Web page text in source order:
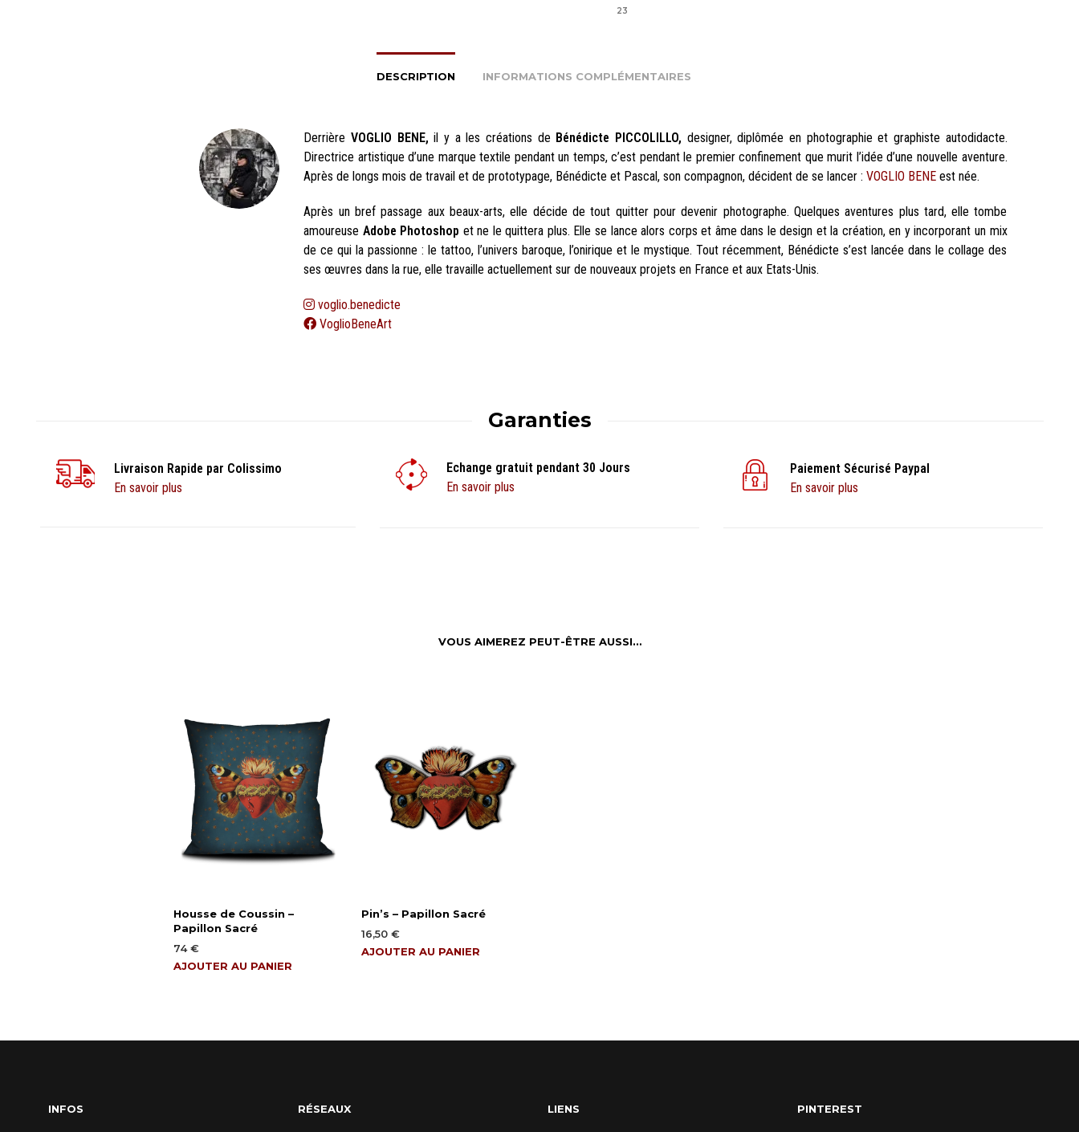
23
DESCRIPTION INFORMATIONS COMPLÉMENTAIRES
Derrière VOGLIO BENE,il y a les créations de Bénédicte PICCOLILLO, designer, diplômée en photographie et graphiste autodidacte.
Directrice artistique d’une marque textile pendant un temps, c’est pendant le premier confinement que murit l’idée d’une nouvelle aventure.
Après de longs mois de travail et de prototypage, Bénédicte et Pascal, son compagnon, décident de se lancer :VOGLIO BENE est née.
Après un bref passage aux beaux-arts, elle décide de tout quitter pour devenir photographe. Quelques aventures plus tard, elle tombe
amoureuse Adobe Photoshop et ne le quittera plus. Elle se lance alors corps et âme dans le design et la création, en y incorporant un mix
de ce qui la passionne : le tattoo, l’univers baroque, l’onirique et le mystique. Tout récemment, Bénédicte s’est lancée dans le collage des
ses œuvres dans la rue, elle travaille actuellement sur de nouveaux projets en France et aux Etats-Unis.
voglio.benedicte
VoglioBeneArt
Garanties
Livraison Rapide par Colissimo
En savoir plus
Echange gratuit pendant 30 Jours
En savoir plus
Paiement Sécurisé Paypal
En savoir plus
VOUS AIMEREZ PEUT-ÊTRE AUSSI…
Housse de Coussin –
Papillon Sacré
74€
AJOUTER AU PANIER
Pin’s – Papillon Sacré
16,50 €
AJOUTER AU PANIER
INFOS RÉSEAUX LIENS PINTEREST